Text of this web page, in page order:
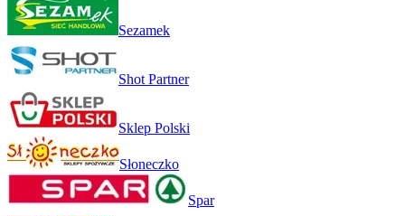
Sezamek
Shot Partner
Sklep Polski
Słoneczko
Spar